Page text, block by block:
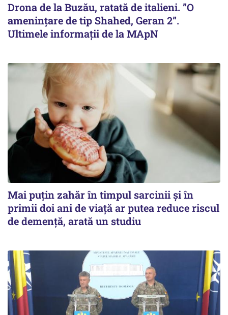
Drona de la Buzău, ratată de italieni. ”O
amenințare de tip Shahed, Geran 2”.
Ultimele informații de la MApN
Mai puțin zahăr în timpul sarcinii și în
primii doi ani de viață ar putea reduce riscul
de demență, arată un studiu